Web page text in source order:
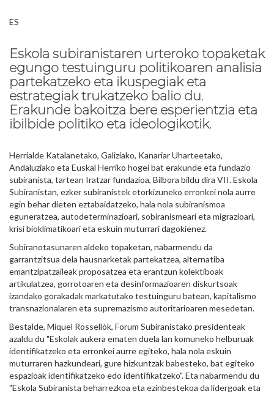
ES
Eskola subiranistaren urteroko topaketak
egungo testuinguru politikoaren analisia
partekatzeko eta ikuspegiak eta
estrategiak trukatzeko balio du.
Erakunde bakoitza bere esperientzia eta
ibilbide politiko eta ideologikotik.
Herrialde Katalanetako, Galiziako, Kanariar Uharteetako,
Andaluziako eta Euskal Herriko hogei bat erakunde eta fundazio
subiranista, tartean Iratzar fundazioa, Bilbora bildu dira VII. Eskola
Subiranistan, ezker subiranistek etorkizuneko erronkei nola aurre
egin behar dieten eztabaidatzeko, hala nola subiranismoa
eguneratzea, autodeterminazioari, sobiranismeari eta migrazioari,
krisi bioklimatikoari eta eskuin muturrari dagokienez.
Subiranotasunaren aldeko topaketan, nabarmendu da
garrantzitsua dela hausnarketak partekatzea, alternatiba
emantzipatzaileak proposatzea eta erantzun kolektiboak
artikulatzea, gorrotoaren eta desinformazioaren diskurtsoak
izandako gorakadak markatutako testuinguru batean, kapitalismo
transnazionalaren eta supremazismo autoritarioaren mesedetan.
Bestalde, Miquel Rossellók, Forum Subiranistako presidenteak
azaldu du "Eskolak aukera ematen duela lan komuneko helburuak
identifikatzeko eta erronkei aurre egiteko, hala nola eskuin
muturraren hazkundeari, gure hizkuntzak babesteko, bat egiteko
espazioak identifikatzeko edo identifikatzeko". Eta nabarmendu du
"Eskola Subiranista beharrezkoa eta ezinbestekoa da lidergoak eta